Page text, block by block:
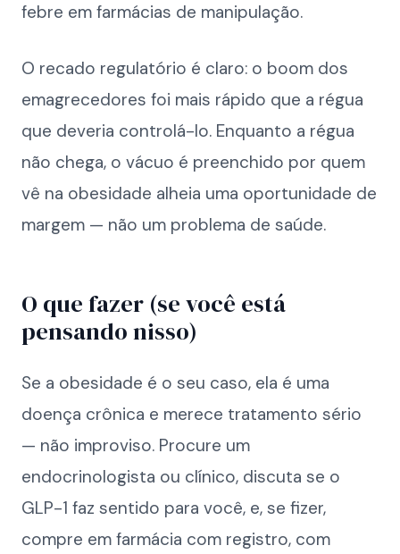
febre em farmácias de manipulação.
O recado regulatório é claro: o boom dos
emagrecedores foi mais rápido que a régua
que deveria controlá-lo. Enquanto a régua
não chega, o vácuo é preenchido por quem
vê na obesidade alheia uma oportunidade de
margem — não um problema de saúde.
O que fazer (se você está
pensando nisso)
Se a obesidade é o seu caso, ela é uma
doença crônica e merece tratamento sério
— não improviso. Procure um
endocrinologista ou clínico, discuta se o
GLP-1 faz sentido para você, e, se fizer,
compre em farmácia com registro, com